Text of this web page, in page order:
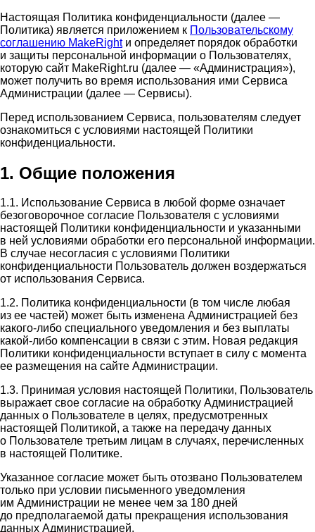
Настоящая Политика конфиденциальности (далее —
Политика) является приложением к Пользовательскому
соглашению MakeRightи определяет порядок обработки
и защиты персональной информации о Пользователях,
которую сайт MakeRight.ru (далее — «Администрация»),
может получить во время использования ими Cервиса
Администрации (далее — Сервисы).
Перед использованием Сервиса, пользователям следует
ознакомиться с условиями настоящей Политики
конфиденциальности.
1. Общие положения
1.1. Использование Сервиса в любой форме означает
безоговорочное согласие Пользователя с условиями
настоящей Политики конфиденциальности и указанными
в ней условиями обработки его персональной информации.
В случае несогласия с условиями Политики
конфиденциальности Пользователь должен воздержаться
от использования Сервиса.
1.2. Политика конфиденциальности (в том числе любая
из ее частей) может быть изменена Администрацией без
какого-либо специального уведомления и без выплаты
какой-либо компенсации в связи с этим. Новая редакция
Политики конфиденциальности вступает в силу с момента
ее размещения на сайте Администрации.
1.3. Принимая условия настоящей Политики, Пользователь
выражает свое согласие на обработку Администрацией
данных о Пользователе в целях, предусмотренных
настоящей Политикой, а также на передачу данных
о Пользователе третьим лицам в случаях, перечисленных
в настоящей Политике.
Указанное согласие может быть отозвано Пользователем
только при условии письменного уведомления
им Администрации не менее чем за 180 дней
до предполагаемой даты прекращения использования
данных Администрацией.